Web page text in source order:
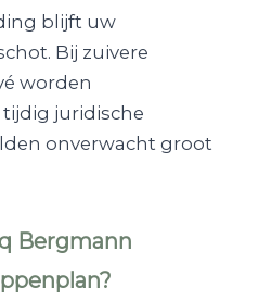
blijft uw
Bij zuivere
worden
juridische
onverwacht groot
Bergmann